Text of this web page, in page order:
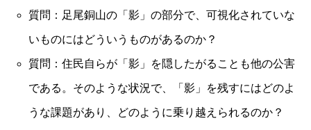
質問：足尾銅山の「影」の部分で、可視化されていな
いものにはどういうものがあるのか？
質問：住民自らが「影」を隠したがることも他の公害
である。そのような状況で、「影」を残すにはどのよ
うな課題があり、どのように乗り越えられるのか？